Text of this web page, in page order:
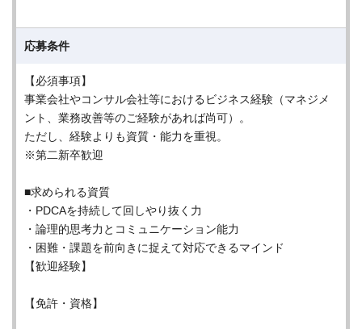
応募条件
【必須事項】
事業会社やコンサル会社等におけるビジネス経験（マネジメ
ント、業務改善等のご経験があれば尚可）。
ただし、経験よりも資質・能力を重視。
※第二新卒歓迎
■求められる資質
・PDCAを持続して回しやり抜く力
・論理的思考力とコミュニケーション能力
・困難・課題を前向きに捉えて対応できるマインド
【歓迎経験】
【免許・資格】